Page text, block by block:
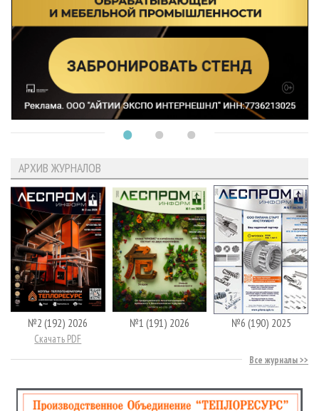
АРХИВ ЖУРНАЛОВ
№2 (192) 2026
Скачать PDF
№1 (191) 2026 №6 (190) 2025
Все журналы